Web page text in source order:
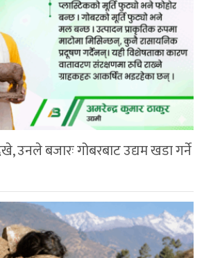
उनले बजारः गोबरबाट उद्यम खडा गर्ने